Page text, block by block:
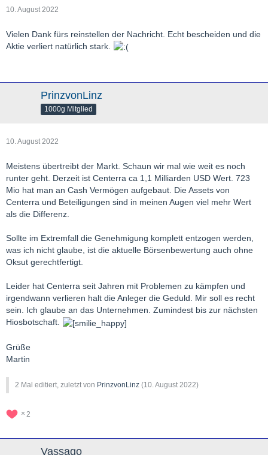
10. August 2022
Vielen Dank fürs reinstellen der Nachricht. Echt bescheiden und die
Aktie verliert natürlich stark.
PrinzvonLinz
1000g Mitglied
10. August 2022
Meistens übertreibt der Markt. Schaun wir mal wie weit es noch
runter geht. Derzeit ist Centerra ca 1,1 Milliarden USD Wert. 723
Mio hat man an Cash Vermögen aufgebaut. Die Assets von
Centerra und Beteiligungen sind in meinen Augen viel mehr Wert
als die Differenz.
Sollte im Extremfall die Genehmigung komplett entzogen werden,
was ich nicht glaube, ist die aktuelle Börsenbewertung auch ohne
Oksut gerechtfertigt.
Leider hat Centerra seit Jahren mit Problemen zu kämpfen und
irgendwann verlieren halt die Anleger die Geduld. Mir soll es recht
sein. Ich glaube an das Unternehmen. Zumindest bis zur nächsten
Hiosbotschaft.
Grüße
Martin
2 Mal editiert, zuletzt von PrinzvonLinz (10. August 2022)
2
Vassago